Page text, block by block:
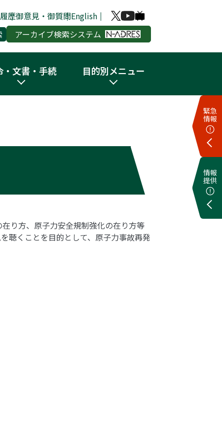
歴御意見・御質問English
アーカイブ検索システム
・文書・手続 目的別メニュー
緊急
情報
情報
提供
り方、原子力安全規制強化の在り方等
聴くことを目的として、原子力事故再発